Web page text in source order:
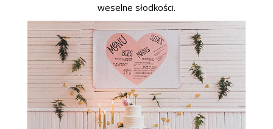
weselne słodkości.